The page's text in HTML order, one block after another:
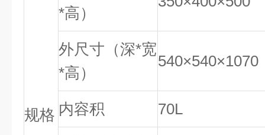
规格
*高）
外尺寸（深*宽
*高）
540×540×1070
内容积 70L